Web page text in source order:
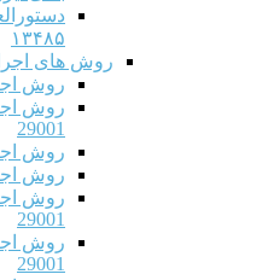
۱۳۴۸۵
روش های اجرایی
روش
روش
29001
روش
روش
روش
29001
روش
29001